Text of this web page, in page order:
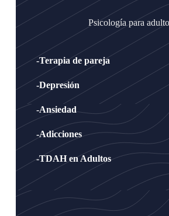
Psicología para
-Terapia de pareja
-Depresión
-Ansiedad
-Adicciones
-TDAH en Adultos